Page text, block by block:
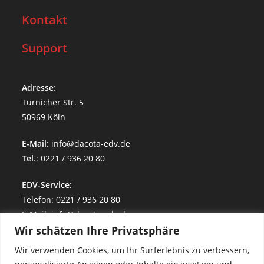
Wir schätzen Ihre Privatsphäre
Wir verwenden Cookies, um Ihr Surferlebnis zu verbessern,
Kontakt
Support
Adresse:
Türnicher Str. 5
50969 Köln
E-Mail: info@dacota-edv.de
Tel.: 0221 / 936 20 80
EDV-Service:
Telefon: 0221 / 936 20 80
E-Mail: info@dacota-edv.de
Technischer Support: technik@dacota-edv.de
CGM M1 PRO: